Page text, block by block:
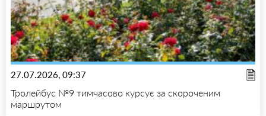
27.07.2026, 09:37
Тролейбус №9 тимчасово курсує за скороченим
маршрутом